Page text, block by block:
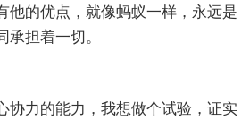
他的优点，就像蚂蚁一样，永远是
承担着一切。
协力的能力，我想做个试验，证实